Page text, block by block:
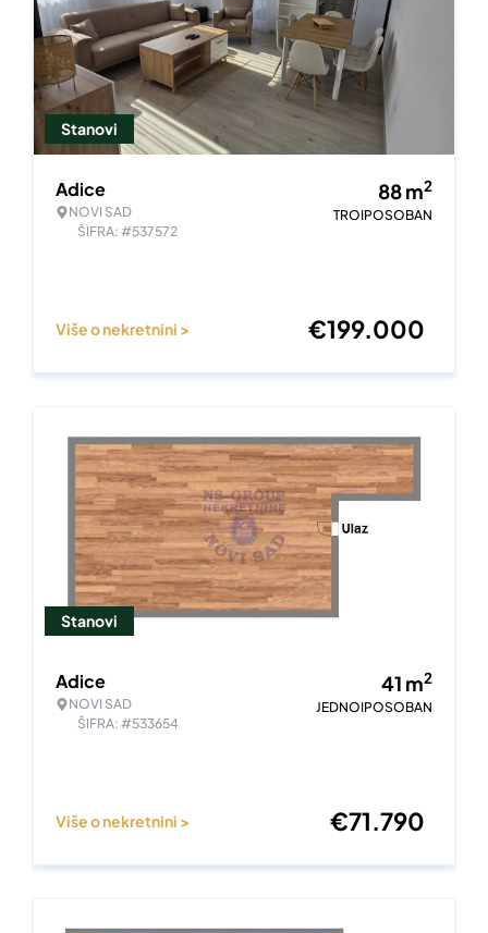
Stanovi
Adice
NOVI SAD
ŠIFRA: #537572
88m2
TROIPOSOBAN
Više o nekretnini > €199.000
Stanovi
Adice
NOVI SAD
ŠIFRA: #533654
41 m2
JEDNOIPOSOBAN
Više o nekretnini > €71.790